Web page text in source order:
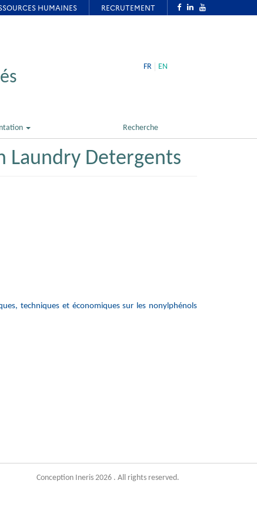
FR EN
Recherche
Laundry Detergents
techniques et économiques sur les nonylphénols
Conception Ineris 2026 . All rights reserved.